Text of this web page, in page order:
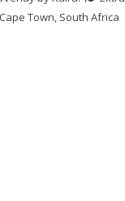
Cape Town, South Africa